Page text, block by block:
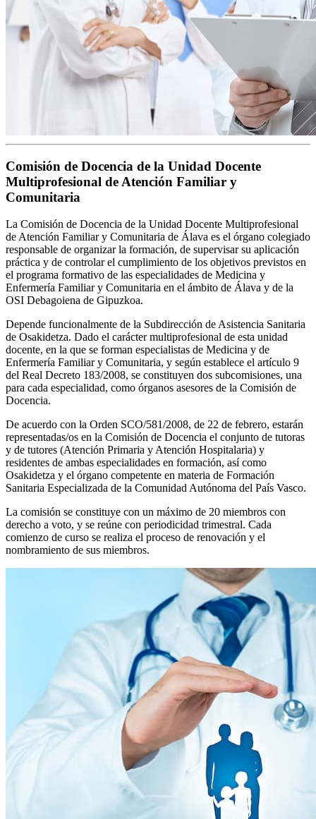
Comisión de Docencia de la Unidad Docente
Multiprofesional de Atención Familiar y
Comunitaria
La Comisión de Docencia de la Unidad Docente Multiprofesional
de Atención Familiar y Comunitaria de Álava es el órgano colegiado
responsable de organizar la formación, de supervisar su aplicación
práctica y de controlar el cumplimiento de los objetivos previstos en
el programa formativo de las especialidades de Medicina y
Enfermería Familiar y Comunitaria en el ámbito de Álava y de la
OSI Debagoiena de Gipuzkoa.
Depende funcionalmente de la Subdirección de Asistencia Sanitaria
de Osakidetza. Dado el carácter multiprofesional de esta unidad
docente, en la que se forman especialistas de Medicina y de
Enfermería Familiar y Comunitaria, y según establece el artículo 9
del Real Decreto 183/2008, se constituyen dos subcomisiones, una
para cada especialidad, como órganos asesores de la Comisión de
Docencia.
De acuerdo con la Orden SCO/581/2008, de 22 de febrero, estarán
representadas/os en la Comisión de Docencia el conjunto de tutoras
y de tutores (Atención Primaria y Atención Hospitalaria) y
residentes de ambas especialidades en formación, así como
Osakidetza y el órgano competente en materia de Formación
Sanitaria Especializada de la Comunidad Autónoma del País Vasco.
La comisión se constituye con un máximo de 20 miembros con
derecho a voto, y se reúne con periodicidad trimestral. Cada
comienzo de curso se realiza el proceso de renovación y el
nombramiento de sus miembros.